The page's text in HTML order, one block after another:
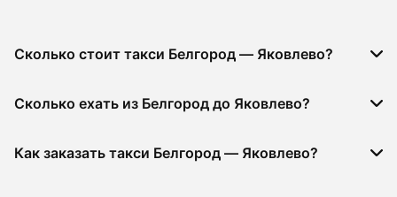
Сколько стоит такси Белгород — Яковлево?
Сколько ехать из Белгород до Яковлево?
Как заказать такси Белгород — Яковлево?